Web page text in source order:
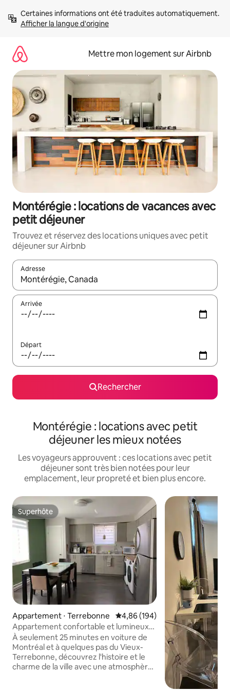
directement
Afficher la langue d'origine
Mettre mon logement sur Airbnb
Montérégie : locations de vacances avec
petit déjeuner
Trouvez et réservez des locations uniques avec petit
déjeuner sur Airbnb
Adresse
Lorsque les résultats s'affichent, utilisez les flèches vers le
Arrivée
Départ
Rechercher
Montérégie : locations avec petit
déjeuner les mieux notées
Les voyageurs approuvent : ces locations avec petit
déjeuner sont très bien notées pour leur
emplacement, leur propreté et bien plus encore.
Superhôte
Superhôte
Appartement ⋅ Terrebonne Évaluation moyenne sur la
4,86 (194)
Appartement confortable et lumineux
dans le Vieux-Terrebonne historique
À seulement 25 minutes en voiture de
Montréal et à quelques pas du Vieux-
Terrebonne, découvrez l'histoire et le
charme de la ville avec une atmosphère